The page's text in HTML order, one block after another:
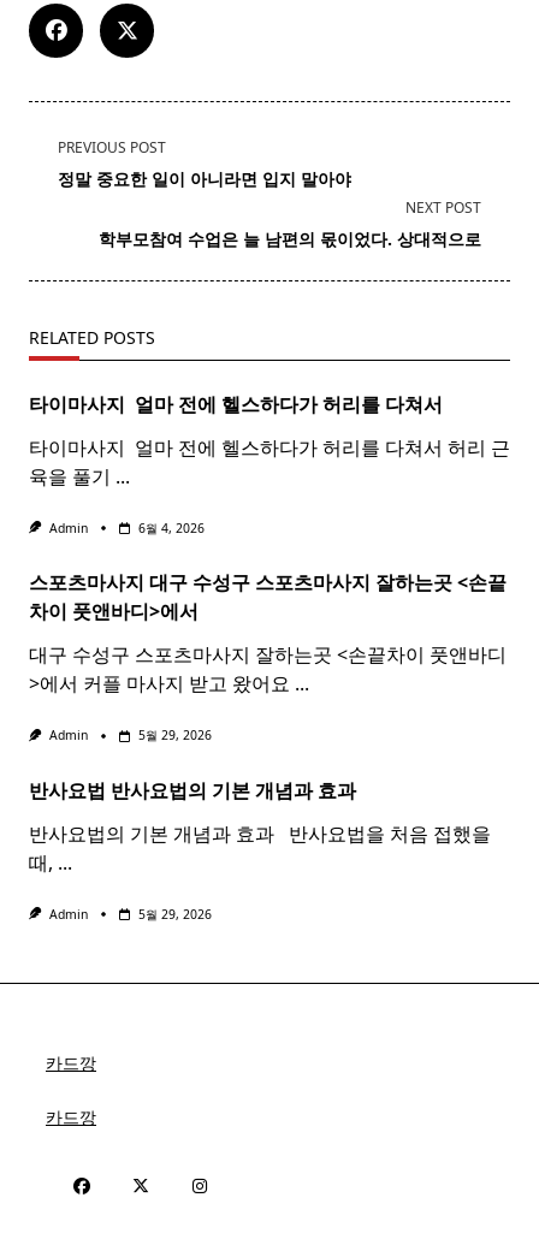
<span
class="nav-
text">Page</span>
PREVIOUS POST
정말 중요한 일이 아니라면 입지 말아야
NEXT POST
학부모참여 수업은 늘 남편의 몫이었다. 상대적으로
RELATED POSTS
타이마사지 ​ 얼마 전에 헬스하다가 허리를 다쳐서
타이마사지 ​ 얼마 전에 헬스하다가 허리를 다쳐서 허리 근
육을 풀기 ...
Admin 6월 4, 2026
스포츠마사지 대구 수성구 스포츠마사지 잘하는곳 <손끝
차이 풋앤바디>에서
대구 수성구 스포츠마사지 잘하는곳 <손끝차이 풋앤바디
>에서 커플 마사지 받고 왔어요 ...
Admin 5월 29, 2026
반사요법 반사요법의 기본 개념과 효과 ​ ​
반사요법의 기본 개념과 효과 ​ ​ 반사요법을 처음 접했을
때, ...
Admin 5월 29, 2026
카드깡
카드깡